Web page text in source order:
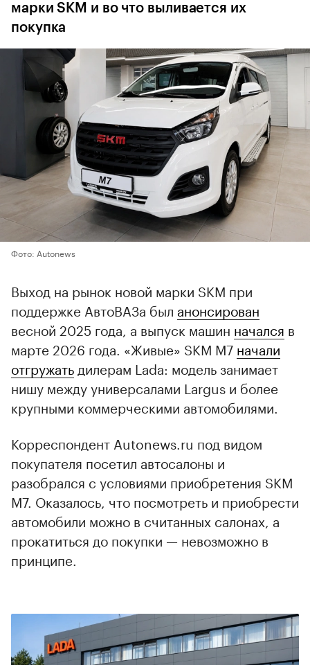
марки SKM и во что выливается их
покупка
Фото: Autonews
Выход на рынок новой марки SKM при
поддержке АвтоВАЗа был анонсирован
весной 2025 года, а выпуск машин начался в
марте 2026 года. «Живые» SKM M7 начали
отгружать дилерам Lada: модель занимает
нишу между универсалами Largus и более
крупными коммерческими автомобилями.
Корреспондент Autonews.ru под видом
покупателя посетил автосалоны и
разобрался с условиями приобретения SKM
M7. Оказалось, что посмотреть и приобрести
автомобили можно в считанных салонах, а
прокатиться до покупки — невозможно в
принципе.